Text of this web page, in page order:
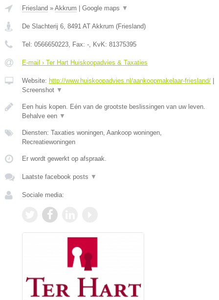
Friesland » Akkrum Google maps ▼
De Slachterij 6, 8491 AT Akkrum (Friesland)
Tel: 0566650223, Fax: -, KvK: 81375395
E-mail › Ter Hart Huiskoopadvies & Taxaties
Website: http://www.huiskoopadvies.nl/aankoopmakelaar-friesland/
Screenshot ▼
Een huis kopen. Eén van de grootste beslissingen van uw leven.
Behalve een ▼
Diensten: Taxaties woningen, Aankoop woningen,
Recreatiewoningen
Er wordt gewerkt op afspraak.
Laatste facebook posts ▼
Sociale media: